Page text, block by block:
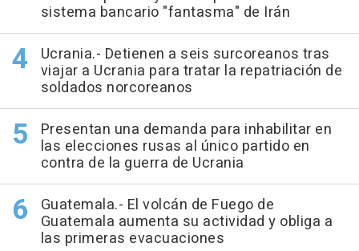
sistema bancario "fantasma" de Irán
Ucrania.- Detienen a seis surcoreanos tras
viajar a Ucrania para tratar la repatriación de
soldados norcoreanos
Presentan una demanda para inhabilitar en
las elecciones rusas al único partido en
contra de la guerra de Ucrania
Guatemala.- El volcán de Fuego de
Guatemala aumenta su actividad y obliga a
las primeras evacuaciones